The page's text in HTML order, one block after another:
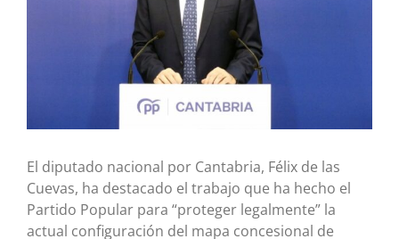
El diputado nacional por Cantabria, Félix de las
Cuevas, ha destacado el trabajo que ha hecho el
Partido Popular para “proteger legalmente” la
actual configuración del mapa concesional de